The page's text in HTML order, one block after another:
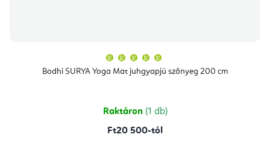
Bodhi SURYA Yoga Mat juhgyapjú szőnyeg 200 cm
átlagos
értékelése
csillag.
Raktáron (1 db)
Ft20 500-tól